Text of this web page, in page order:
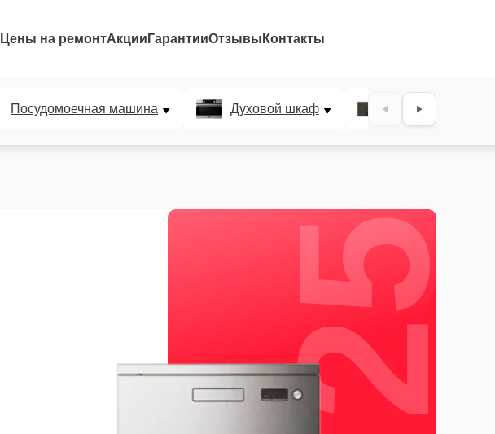
Цены на ремонтАкции ГарантииОтзывы Контакты
Посудомоечная машина Духовой шкаф Варочная
25%